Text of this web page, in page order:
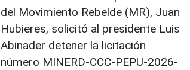
del Movimiento Rebelde (MR), Juan
Hubieres, solicitó al presidente Luis
Abinader detener la licitación
número MINERD-CCC-PEPU-2026-